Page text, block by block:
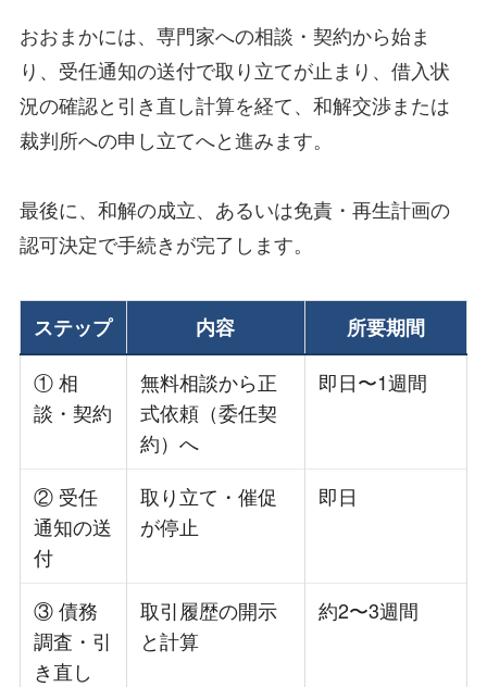
おおまかには、専門家への相談・契約から始ま
り、受任通知の送付で取り立てが止まり、借入状
況の確認と引き直し計算を経て、和解交渉または
裁判所への申し立てへと進みます。
最後に、和解の成立、あるいは免責・再生計画の
認可決定で手続きが完了します。
ステップ 内容
所要期間
① 相
談・契約
無料相談から正
式依頼（委任契
約）へ
即日〜1週間
② 受任
通知の送
付
取り立て・催促
が停止
即日
③ 債務
調査・引
き直し
取引履歴の開示
と計算
約2〜3週間